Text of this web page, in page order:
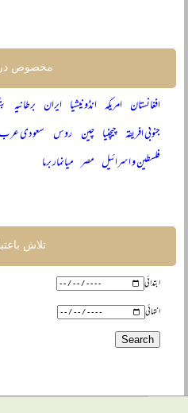
مخصوص
افغانستان امریکہ انڈونیشیا ایران برطانیہ
جنوبی افریقہ چیچنیا چین روس سعودی
فلسطین و اسرائیل مصر میانمار برما
تلاش
ابتدائی
انتہائی